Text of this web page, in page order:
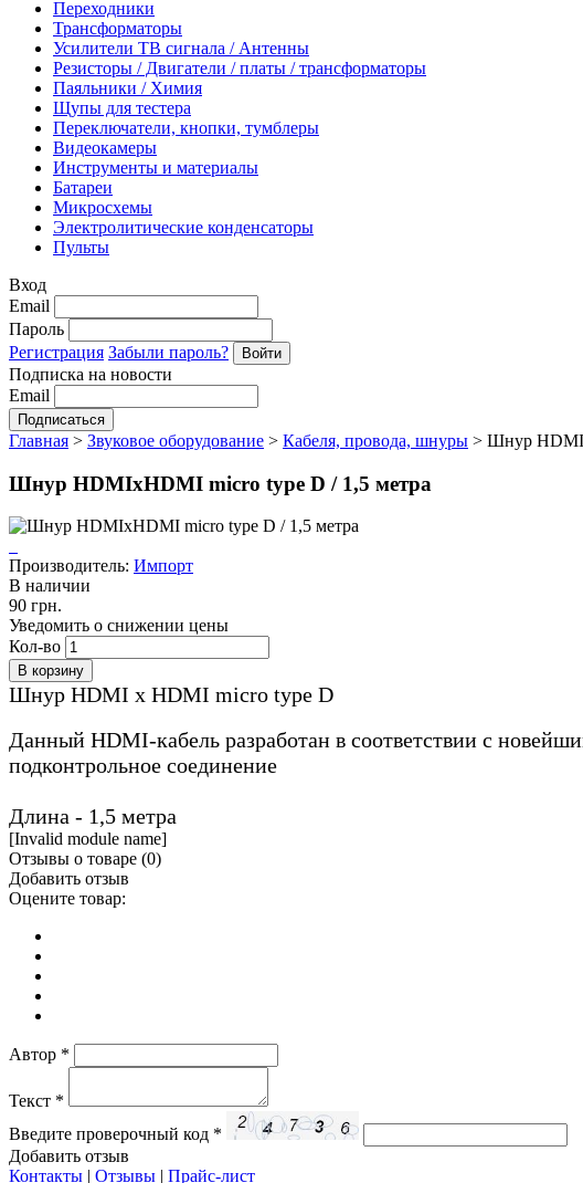
Переходники
Трансформаторы
Усилители ТВ сигнала / Антенны
Резисторы / Двигатели / платы / трансформаторы
Паяльники / Химия
Щупы для тестера
Переключатели, кнопки, тумблеры
Видеокамеры
Инструменты и материалы
Батареи
Микросхемы
Электролитические конденсаторы
Пульты
Вход
Email
Пароль
Регистрация Забыли пароль?
Подписка на новости
Email
Главная > Звуковое оборудование > Кабеля, провода, шнуры > Шнур
Шнур HDMIхHDMI micro type D / 1,5 метра
Производитель: Импорт
В наличии
90 грн.
Уведомить о снижении цены
Кол-во
Шнур HDMI х HDMI micro type D
Данный HDMI-кабель разработан в соответствии с
подконтрольное соединение
Длина - 1,5 метра
[Invalid module name]
Отзывы о товаре (0)
Добавить отзыв
Оцените товар:
Автор *
Текст *
Введите проверочный код *
Добавить отзыв
Контакты | Отзывы | Прайс-лист